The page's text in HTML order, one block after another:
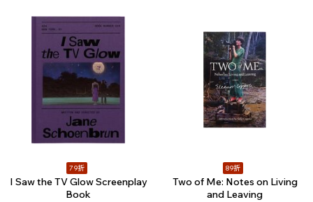
79折
I Saw the TV Glow Screenplay
Book
89折
Two of Me: Notes on Living
and Leaving